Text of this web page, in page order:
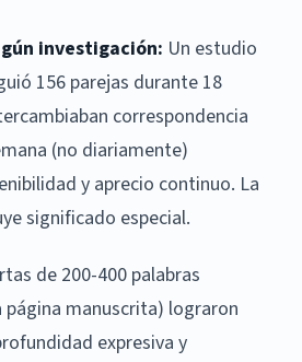
investigación: Un estudio
156 parejas durante 18
correspondencia
(no diariamente)
y aprecio continuo. La
significado especial.
de 200-400 palabras
manuscrita) lograron
expresiva y